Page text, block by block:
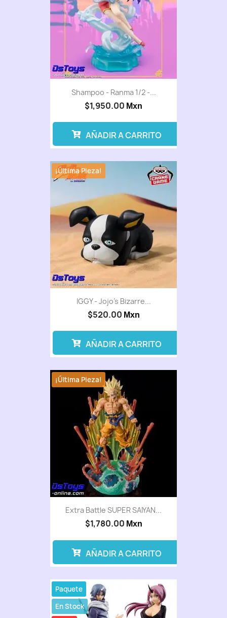
Shampoo - Ranma 1/2 -...
$1,950.00 Mxn
AÑADIR A CARRITO
IGGY - Jojo’s Bizarre...
$520.00 Mxn
¡Última Pieza!
AÑADIR A CARRITO
Extra Battle SUPER SAIYAN...
$1,780.00 Mxn
¡Última Pieza!
AÑADIR A CARRITO
Paquete
En Stock